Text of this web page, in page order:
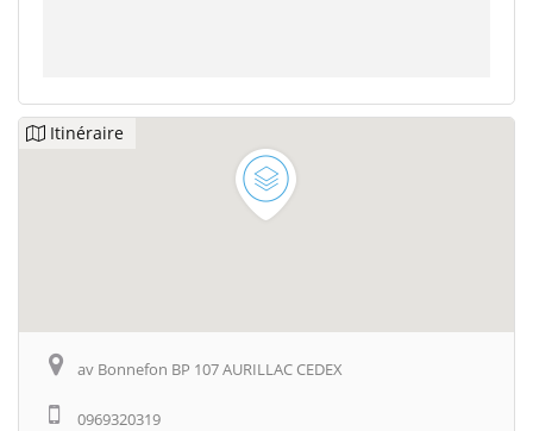
Itinéraire
av Bonnefon BP 107 AURILLAC CEDEX
0969320319